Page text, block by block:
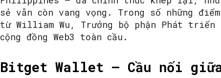
sẻ vẫn còn vang vọng. Trong số những
từ William Wu, Trưởng bộ phận Phát
cộng đồng Web3 toàn cầu.
Bitget Wallet – Cầu nối